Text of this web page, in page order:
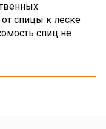
спицы к леске
спиц не